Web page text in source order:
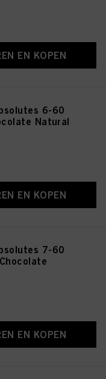
EN KOPEN
6-60
Natural
EN KOPEN
7-60
EN KOPEN